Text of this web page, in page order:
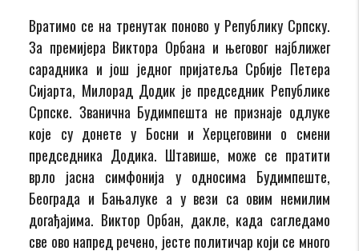
Вратимо се на тренутак поново у Републику Српску.
За премијера Виктора Орбана и његовог најближег
сарадника и још једног пријатеља Србије Петера
Сијарта, Милорад Додик је председник Републике
Српске. Званична Будимпешта не признаје одлуке
које су донете у Босни и Херцеговини о смени
председника Додика. Штавише, може се пратити
врло јасна симфонија у односима Будимпеште,
Београда и Бањалуке а у вези са овим немилим
догађајима. Виктор Орбан, дакле, када сагледамо
све ово напред речено, јесте политичар који се много